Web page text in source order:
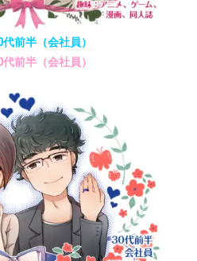
代前半（会社員）
代前半（会社員）